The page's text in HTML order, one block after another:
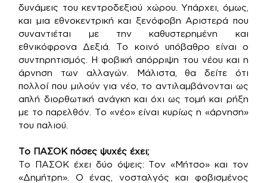
δυνάμεις του κεντροδεξιού χώρου. Υπάρχει, όμως,
και μια εθνοκεντρική και ξενόφοβη Αριστερά που
συναντιέται με την καθυστερημένη και
εθνικόφρονα Δεξιά. Το κοινό υπόβαθρο είναι ο
συντηρητισμός. Η φοβική απόρριψη του νέου και η
άρνηση των αλλαγών. Μάλιστα, θα δείτε ότι
πολλοί που μιλούν για νέο, το αντιλαμβάνονται ως
απλή διορθωτική ανάγκη και όχι ως τομή και ρήξη
με το παρελθόν. Το «νέο» είναι κυρίως η «άρνηση»
του παλιού.
Το ΠΑΣΟΚ πόσες ψυχές έχει;
Το ΠΑΣΟΚ έχει δύο όψεις: Τον «Μήτσο» και τον
«Δημήτρη». Ο ένας, νοσταλγός και φοβισμένος